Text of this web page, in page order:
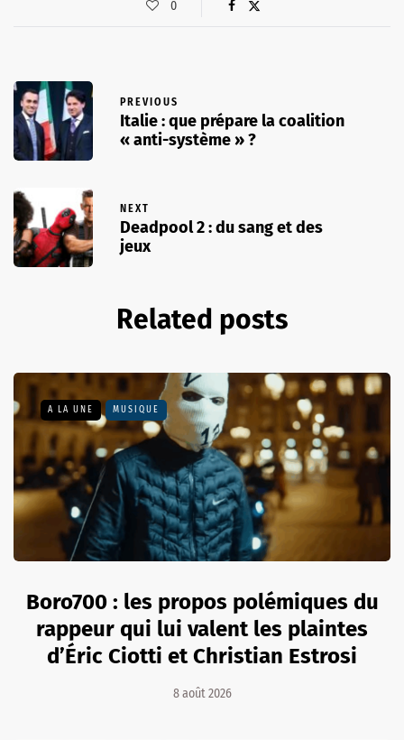
0
PREVIOUS
Italie : que prépare la coalition
« anti-système » ?
NEXT
Deadpool 2 : du sang et des
jeux
Related posts
A LA UNE MUSIQUE
Boro700 : les propos polémiques du
rappeur qui lui valent les plaintes
d’Éric Ciotti et Christian Estrosi
8 août 2026